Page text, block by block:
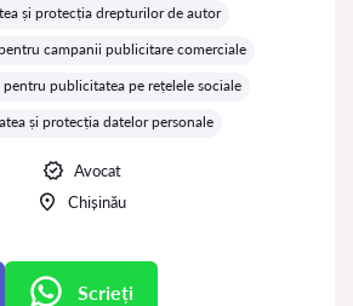
și protecția drepturilor de autor
campanii publicitare comerciale
publicitatea pe rețelele sociale
și protecția datelor personale
Avocat
Chișinău
Scrieți